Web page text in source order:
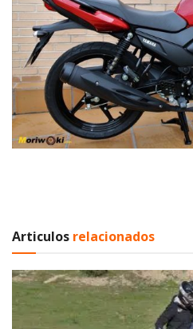
Articulos relacionados